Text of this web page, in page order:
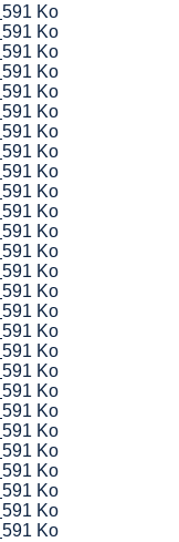
591 Ko
591 Ko
591 Ko
591 Ko
591 Ko
591 Ko
591 Ko
591 Ko
591 Ko
591 Ko
591 Ko
591 Ko
591 Ko
591 Ko
591 Ko
591 Ko
591 Ko
591 Ko
591 Ko
591 Ko
591 Ko
591 Ko
591 Ko
591 Ko
591 Ko
591 Ko
591 Ko